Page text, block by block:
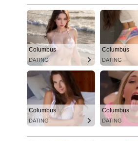
Columbus
DATING
Columbus
DATING
Columbus
DATING
Columbus
DATING